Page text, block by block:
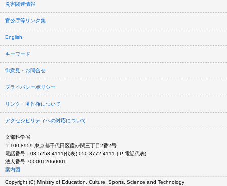
災害関連情報
官公庁等リンク集
English
キーワード
御意見・お問合せ
プライバシーポリシー
リンク・著作権について
アクセシビリティへの対応について
文部科学省
〒100-8959 東京都千代田区霞が関三丁目2番2号
電話番号：03-5253-4111(代表) 050-3772-4111 (IP 電話代表)
法人番号 7000012060001
案内図
Copyright (C) Ministry of Education, Culture, Sports, Science and Technology